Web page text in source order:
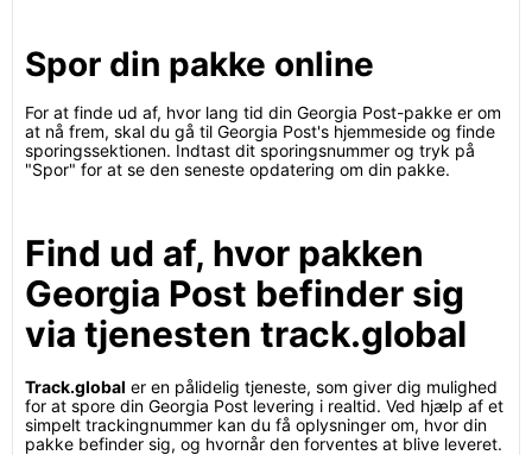
Spor din pakke online
For at finde ud af, hvor lang tid din Georgia Post-pakke er om
at nå frem, skal du gå til Georgia Post's hjemmeside og finde
sporingssektionen. Indtast dit sporingsnummer og tryk på
"Spor" for at se den seneste opdatering om din pakke.
Find ud af, hvor pakken
Georgia Post befinder sig
via tjenesten track.global
Track.global er en pålidelig tjeneste, som giver dig mulighed
for at spore din Georgia Post levering i realtid. Ved hjælp af et
simpelt trackingnummer kan du få oplysninger om, hvor din
pakke befinder sig, og hvornår den forventes at blive leveret.